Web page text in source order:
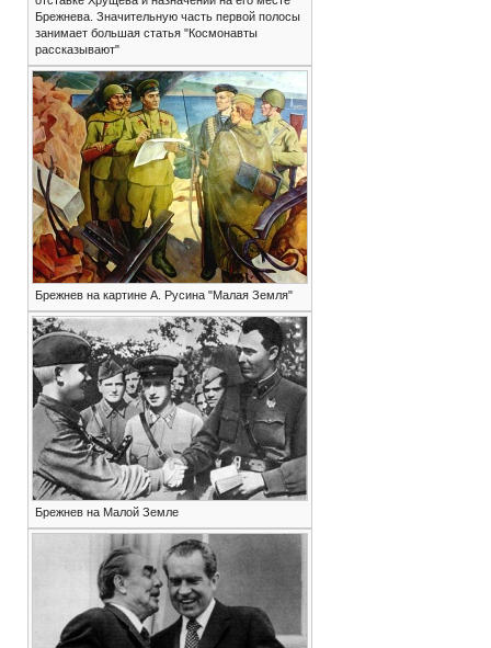
Брежнева. Значительную часть первой полосы
занимает большая статья "Космонавты
рассказывают"
Брежнев на картине А. Русина "Малая Земля"
Брежнев на Малой Земле